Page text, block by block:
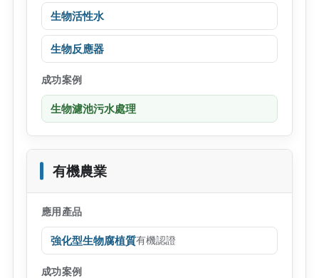
生物活性水
生物反應器
成功案例
生物濾池污水處理
有機農業
應用產品
強化型生物腐植質有機認證
成功案例